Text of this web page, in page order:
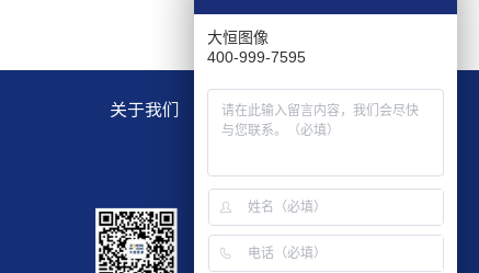
关于我们
大恒图像
400-999-7595